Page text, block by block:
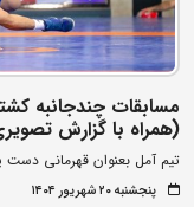
مسابقات چندجانبه
(همراه با گزارش
تیم آمل بعنوان قهرمانی دست
پنجشنبه ۲۰ شهریور ۱۴۰۴